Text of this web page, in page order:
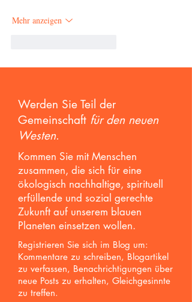
Mehr anzeigen
Werden Sie Teil der
Gemeinschaft für den neuen
Westen.
Kommen Sie mit Menschen
zusammen, die sich für eine
ökologisch nachhaltige, spirituell
erfüllende und sozial gerechte
Zukunft auf unserem blauen
Planeten einsetzen wollen.
Registrieren Sie sich im Blog um:
Kommentare zu schreiben, Blogartikel
zu verfassen, Benachrichtigungen über
neue Posts zu erhalten, Gleichgesinnte
zu treffen.